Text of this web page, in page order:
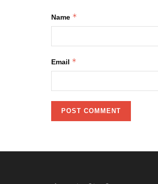
Name *
Email *